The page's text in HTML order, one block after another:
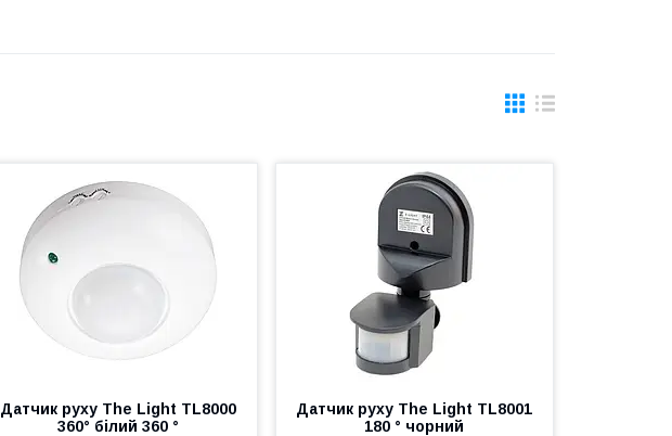
Датчик руху The Light TL8000
360° білий 360 °
Датчик руху The Light ТL8001
180 ° чорний